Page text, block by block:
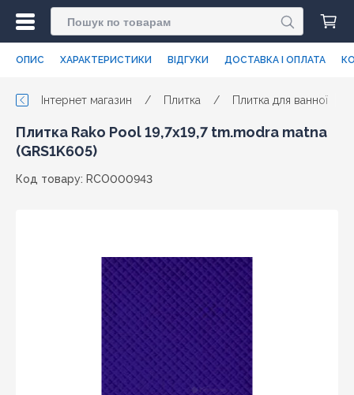
ОПИС ХАРАКТЕРИСТИКИ ВІДГУКИ ДОСТАВКА І ОПЛАТА
Інтернет магазин / Плитка / Плитка для ванної
Плитка Rako Pool 19,7x19,7 tm.modra matna
(GRS1K605)
Код товару: RCO000943